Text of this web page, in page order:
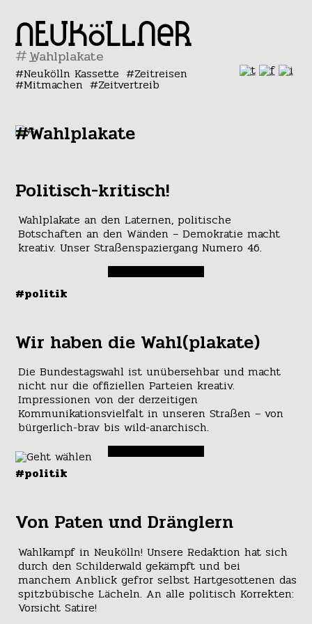
#
Neukölln Kassette Zeitreisen
Mitmachen Zeitvertreib
#Wahlplakate
Politisch-kritisch!
Wahlplakate an den Laternen, politische
Botschaften an den Wänden – Demokratie macht
kreativ. Unser Straßenspaziergang Numero 46.
#politik
Wir haben die Wahl(plakate)
Die Bundestagswahl ist unübersehbar und macht
nicht nur die offiziellen Parteien kreativ.
Impressionen von der derzeitigen
Kommunikationsvielfalt in unseren Straßen – von
bürgerlich-brav bis wild-anarchisch.
#politik
Von Paten und Dränglern
Wahlkampf in Neukölln! Unsere Redaktion hat sich
durch den Schilderwald gekämpft und bei
manchem Anblick gefror selbst Hartgesottenen das
spitzbübische Lächeln. An alle politisch Korrekten:
Vorsicht Satire!